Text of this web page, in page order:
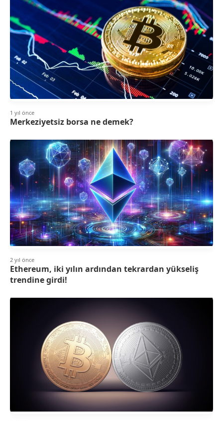
1 yıl önce
Merkeziyetsiz borsa ne demek?
2 yıl önce
Ethereum, iki yılın ardından tekrardan yükseliş
trendine girdi!